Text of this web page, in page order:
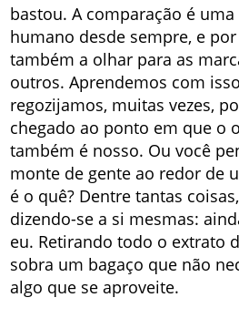
bastou. A comparação é
humano desde sempre, e
também a olhar para as
outros. Aprendemos com
regozijamos, muitas vezes,
chegado ao ponto em que o
também é nosso. Ou você
monte de gente ao redor de
é o quê? Dentre tantas
dizendo-se a si mesmas:
eu. Retirando todo o extrato
sobra um bagaço que não
algo que se aproveite.